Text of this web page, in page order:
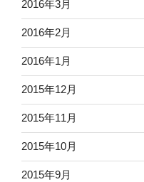
2016年3月
2016年2月
2016年1月
2015年12月
2015年11月
2015年10月
2015年9月